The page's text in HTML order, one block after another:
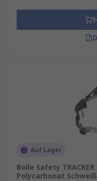
Auf Lager
Bolle Safety
Polycarbonat